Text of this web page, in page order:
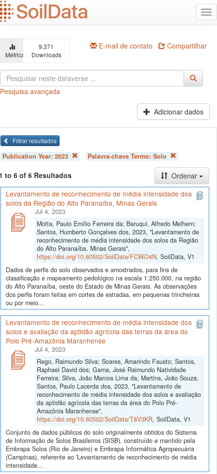
Ir
para
o
principal
Métricas
9,371
Downloads
E-mail de contato Compartilhar
Pesquisa avançada
Adicionar dados
Filtrar resultados
Publication Year: 2023 Palavra-chave Termo:Solo
to 6 of 6 Resultados
Ordenar
Levantamento de reconhecimento de média intensidade dos
solos da Região do Alto Paranaíba, Minas Gerais
Jul 4, 2023
Motta, Paulo Emílio Ferreira da; Baruqui, Alfredo Melhem;
Santos, Humberto Gonçalves dos, 2023, "Levantamento de
reconhecimento de média intensidade dos solos da Região
do Alto Paranaíba, Minas Gerais",
https://doi.org/10.60502/SoilData/FCWO4N, SoilData, V1
Dados de perfis do solo observados e amostrados, para fins de
classificação e mapeamento pedológico na escala 1:250.000, na região
do Alto Paranaíba, oeste do Estado de Minas Gerais. As observações
dos perfis foram feitas em cortes de estradas, em pequenas trincheiras
ou por meio...
Levantamento de reconhecimento de média intensidade dos
solos e avaliação da aptidão agrícola das terras da área do
Polo Pré-Amazônia Maranhense
Jul 4, 2023
Rego, Raimundo Silva; Soares, Amarindo Fausto; Santos,
Raphael David dos; Gama, José Raimundo Natividade
Ferreira; Silva, João Marcos Lima da; Martins, João Souza;
Santos, Paulo Lacerda dos, 2023, "Levantamento de
reconhecimento de média intensidade dos solos e avaliação
da aptidão agrícola das terras da área do Polo Pré-
Amazônia Maranhense",
https://doi.org/10.60502/SoilData/T8V3KR, SoilData, V1
Conjunto de dados públicos do solo originalmente obtidos do Sistema
de Informação de Solos Brasileiros (SISB), construído e mantido pela
Embrapa Solos (Rio de Janeiro) e Embrapa Informática Agropecuária
(Campinas), referente ao 'Levantamento de reconhecimento de média
intensidade...